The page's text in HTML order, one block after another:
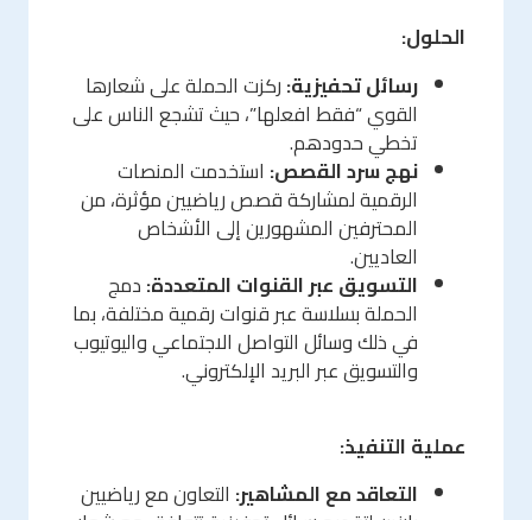
الحلول:
رسائل تحفيزية: ركزت الحملة على شعارها
القوي “فقط افعلها”، حيث تشجع الناس على
تخطي حدودهم.
نهج سرد القصص: استخدمت المنصات
الرقمية لمشاركة قصص رياضيين مؤثرة، من
المحترفين المشهورين إلى الأشخاص
العاديين.
التسويق عبر القنوات المتعددة: دمج
الحملة بسلاسة عبر قنوات رقمية مختلفة، بما
في ذلك وسائل التواصل الاجتماعي واليوتيوب
والتسويق عبر البريد الإلكتروني.
عملية التنفيذ:
التعاقد مع المشاهير: التعاون مع رياضيين